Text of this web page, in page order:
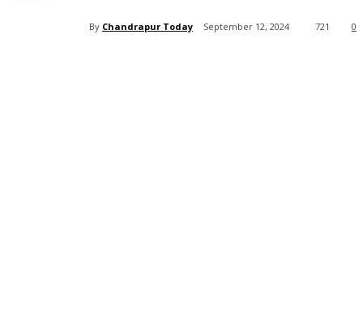
By Chandrapur Today September 12, 2024 0
721